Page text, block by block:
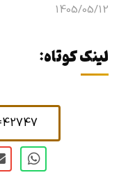
1405/05/12
لینک کوتاه: